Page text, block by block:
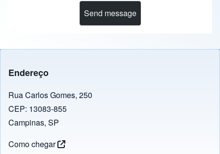
Endereço
Rua Carlos Gomes, 250
CEP: 13083-855
Campinas, SP
Como chegar